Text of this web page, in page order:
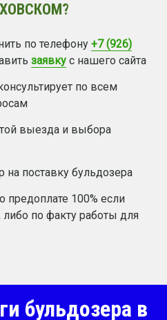
по телефону +7 (926)
заявку с нашего сайта
по всем
выезда и выбора
поставку бульдозера
предоплате 100% если
по факту работы для
бульдозера в